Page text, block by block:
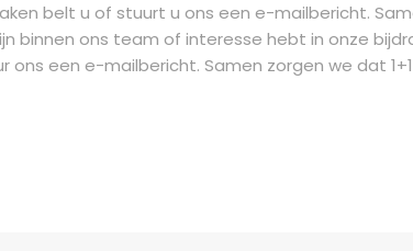
belt u of stuurt u ons een e-mailbericht.
binnen ons team of interesse hebt in onze
ons een e-mailbericht. Samen zorgen we dat